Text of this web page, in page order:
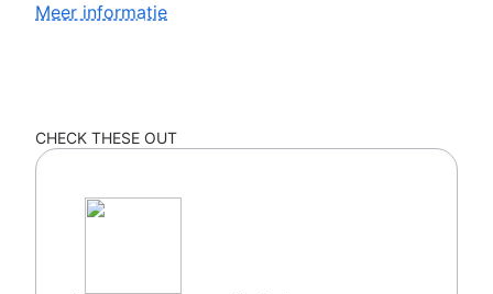
Meer informatie
CHECK THESE OUT